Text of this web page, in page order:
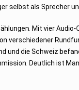
selbst als Sprecher
Mit vier
verschiedener
und die Schweiz
Deutlich ist